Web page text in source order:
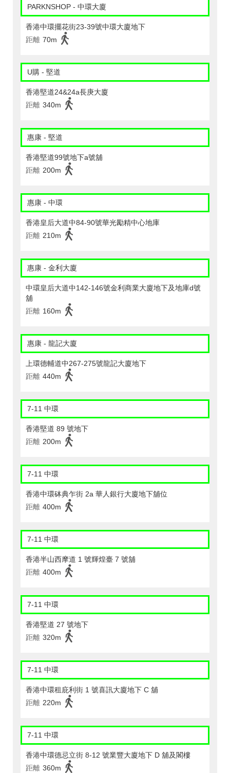
PARKNSHOP - 中環大廈
香港中環擺花街23-39號中環大廈地下
距離 70m
U購 - 堅道
香港堅道24&24a長庚大廈
距離 340m
惠康 - 堅道
香港堅道99號地下a號舖
距離 200m
惠康 - 中環
香港皇后大道中84-90號華光勵精中心地庫
距離 210m
惠康 - 金利大廈
中環皇后大道中142-146號金利商業大廈地下及地庫d號
舖
距離 160m
惠康 - 龍記大廈
上環德輔道中267-275號龍記大廈地下
距離 440m
7-11 中環
香港堅道 89 號地下
距離 200m
7-11 中環
香港中環砵典乍街 2a 華人銀行大廈地下舖位
距離 400m
7-11 中環
香港半山西摩道 1 號輝煌臺 7 號舖
距離 400m
7-11 中環
香港堅道 27 號地下
距離 320m
7-11 中環
香港中環租庇利街 1 號喜訊大廈地下 C 舖
距離 220m
7-11 中環
香港中環德忌立街 8-12 號業豐大廈地下 D 舖及閣樓
距離 360m